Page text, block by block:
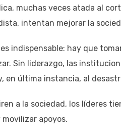
muchas veces atada al
intentan mejorar la
indispensable: hay que
Sin liderazgo, las
en última instancia, al
a la sociedad, los líderes
apoyos.